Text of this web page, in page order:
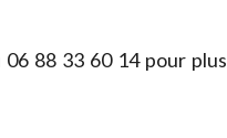
88 33 60 14 pour plus